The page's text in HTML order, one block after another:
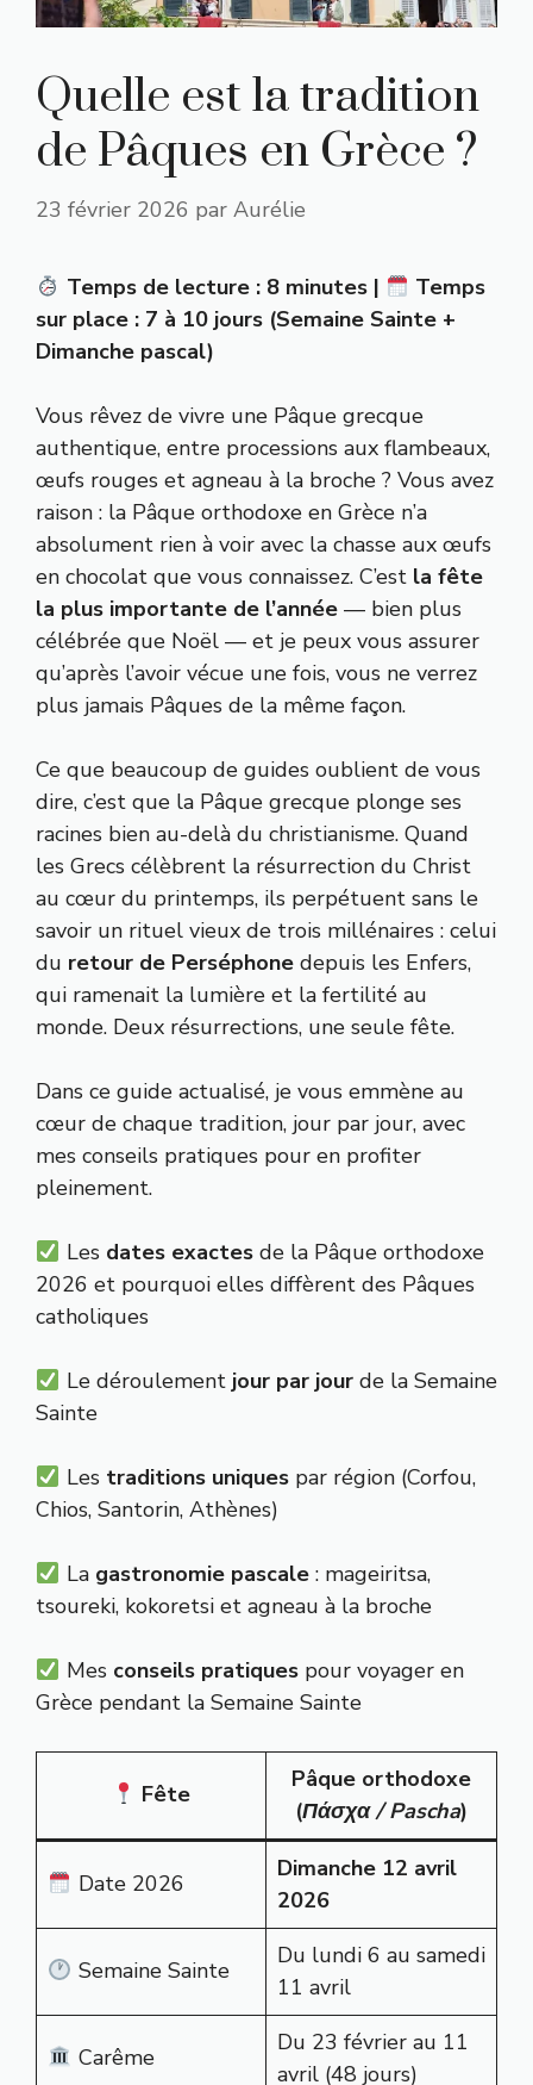
Quelle est la tradition
de Pâques en Grèce ?
23 février 2026 par Aurélie
Temps de lecture : 8 minutes |
Temps
sur place : 7 à 10 jours (Semaine Sainte +
Dimanche pascal)
Vous rêvez de vivre une Pâque grecque
authentique, entre processions aux flambeaux,
œufs rouges et agneau à la broche ? Vous avez
raison : la Pâque orthodoxe en Grèce n’a
absolument rien à voir avec la chasse aux œufs
en chocolat que vous connaissez. C’est la fête
la plus importante de l’année — bien plus
célébrée que Noël — et je peux vous assurer
qu’après l’avoir vécue une fois, vous ne verrez
plus jamais Pâques de la même façon.
Ce que beaucoup de guides oublient de vous
dire, c’est que la Pâque grecque plonge ses
racines bien au-delà du christianisme. Quand
les Grecs célèbrent la résurrection du Christ
au cœur du printemps, ils perpétuent sans le
savoir un rituel vieux de trois millénaires : celui
du retour de Perséphone depuis les Enfers,
qui ramenait la lumière et la fertilité au
monde. Deux résurrections, une seule fête.
Dans ce guide actualisé, je vous emmène au
cœur de chaque tradition, jour par jour, avec
mes conseils pratiques pour en profiter
pleinement.
Les dates exactesde la Pâque orthodoxe
2026 et pourquoi elles diffèrent des Pâques
catholiques
Le déroulement jour par jourde la Semaine
Sainte
Les traditions uniquespar région (Corfou,
Chios, Santorin, Athènes)
La gastronomie pascale: mageiritsa,
tsoureki, kokoretsi et agneau à la broche
Mes conseils pratiquespour voyager en
Grèce pendant la Semaine Sainte
Fête
Pâque orthodoxe
(Πάσχα / Pascha)
Date 2026
Dimanche 12 avril
2026
Semaine Sainte
Du lundi 6 au samedi
11 avril
Carême
Du 23 février au 11
avril (48 jours)